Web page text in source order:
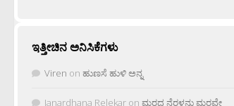
ಇತ್ತೀಚಿನ ಅನಿಸಿಕೆಗಳು
Viren on ಹುಣಸೆ ಹುಳಿ ಅನ್ನ
Janardhana Relekar on ಮರದ ನೆರಳನು ಮರವೇ